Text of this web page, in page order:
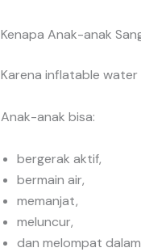
Kenapa Anak-anak
Karena inflatable water
Anak-anak bisa:
bergerak aktif,
bermain air,
memanjat,
meluncur,
dan melompat